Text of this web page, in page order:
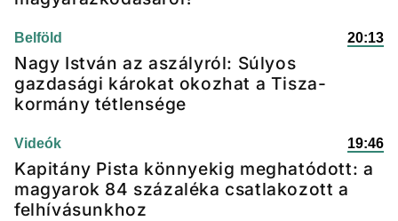
Belföld 20:13
Nagy István az aszályról: Súlyos
gazdasági károkat okozhat a Tisza-
kormány tétlensége
Videók 19:46
Kapitány Pista könnyekig meghatódott: a
magyarok 84 százaléka csatlakozott a
felhívásunkhoz